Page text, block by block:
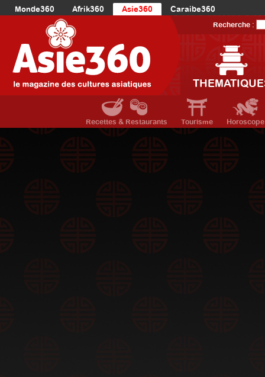
Monde360 Afrik360 Asie360
Caraibe360
Europe360
AmériqueDuNord360
Océanie360
Recherche :
Recettes & Restaurants Tourisme Horoscope